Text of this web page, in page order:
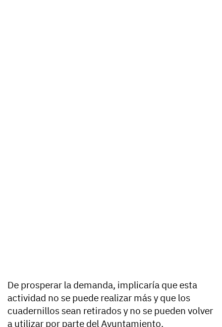
De prosperar la demanda, implicaría que esta
actividad no se puede realizar más y que los
cuadernillos sean retirados y no se pueden volver
a utilizar por parte del Ayuntamiento.